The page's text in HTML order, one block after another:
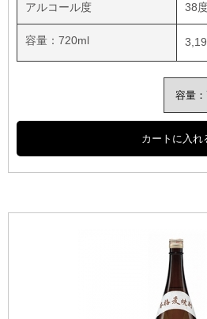
アルコール度 38
容量：720ml